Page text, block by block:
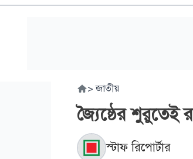
> জাতীয়
জ্যৈষ্ঠের শুরুতেই
স্টাফ রিপোর্টার